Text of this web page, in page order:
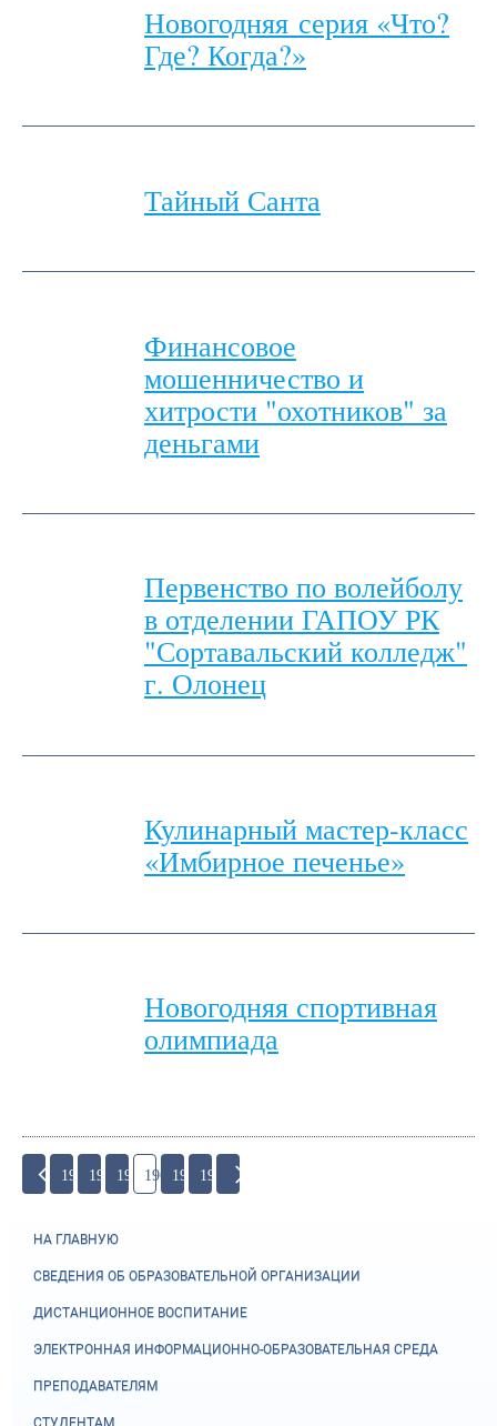
Новогодняя серия «Что?
Где? Когда?»
Тайный Санта
Финансовое
мошенничество и
хитрости "охотников" за
деньгами
Первенство по волейболу
в отделении ГАПОУ РК
"Сортавальский колледж"
г. Олонец
Кулинарный мастер-класс
«Имбирное печенье»
Новогодняя спортивная
олимпиада
193 194 195 196 197 198
НА ГЛАВНУЮ
СВЕДЕНИЯ ОБ ОБРАЗОВАТЕЛЬНОЙ ОРГАНИЗАЦИИ
ДИСТАНЦИОННОЕ ВОСПИТАНИЕ
ЭЛЕКТРОННАЯ ИНФОРМАЦИОННО-ОБРАЗОВАТЕЛЬНАЯ СРЕДА
ПРЕПОДАВАТЕЛЯМ
СТУДЕНТАМ